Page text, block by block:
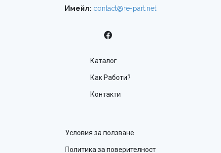
Имейл: contact@re-part.net
Каталог
Как Работи?
Контакти
Условия за ползване
Политика за поверителност